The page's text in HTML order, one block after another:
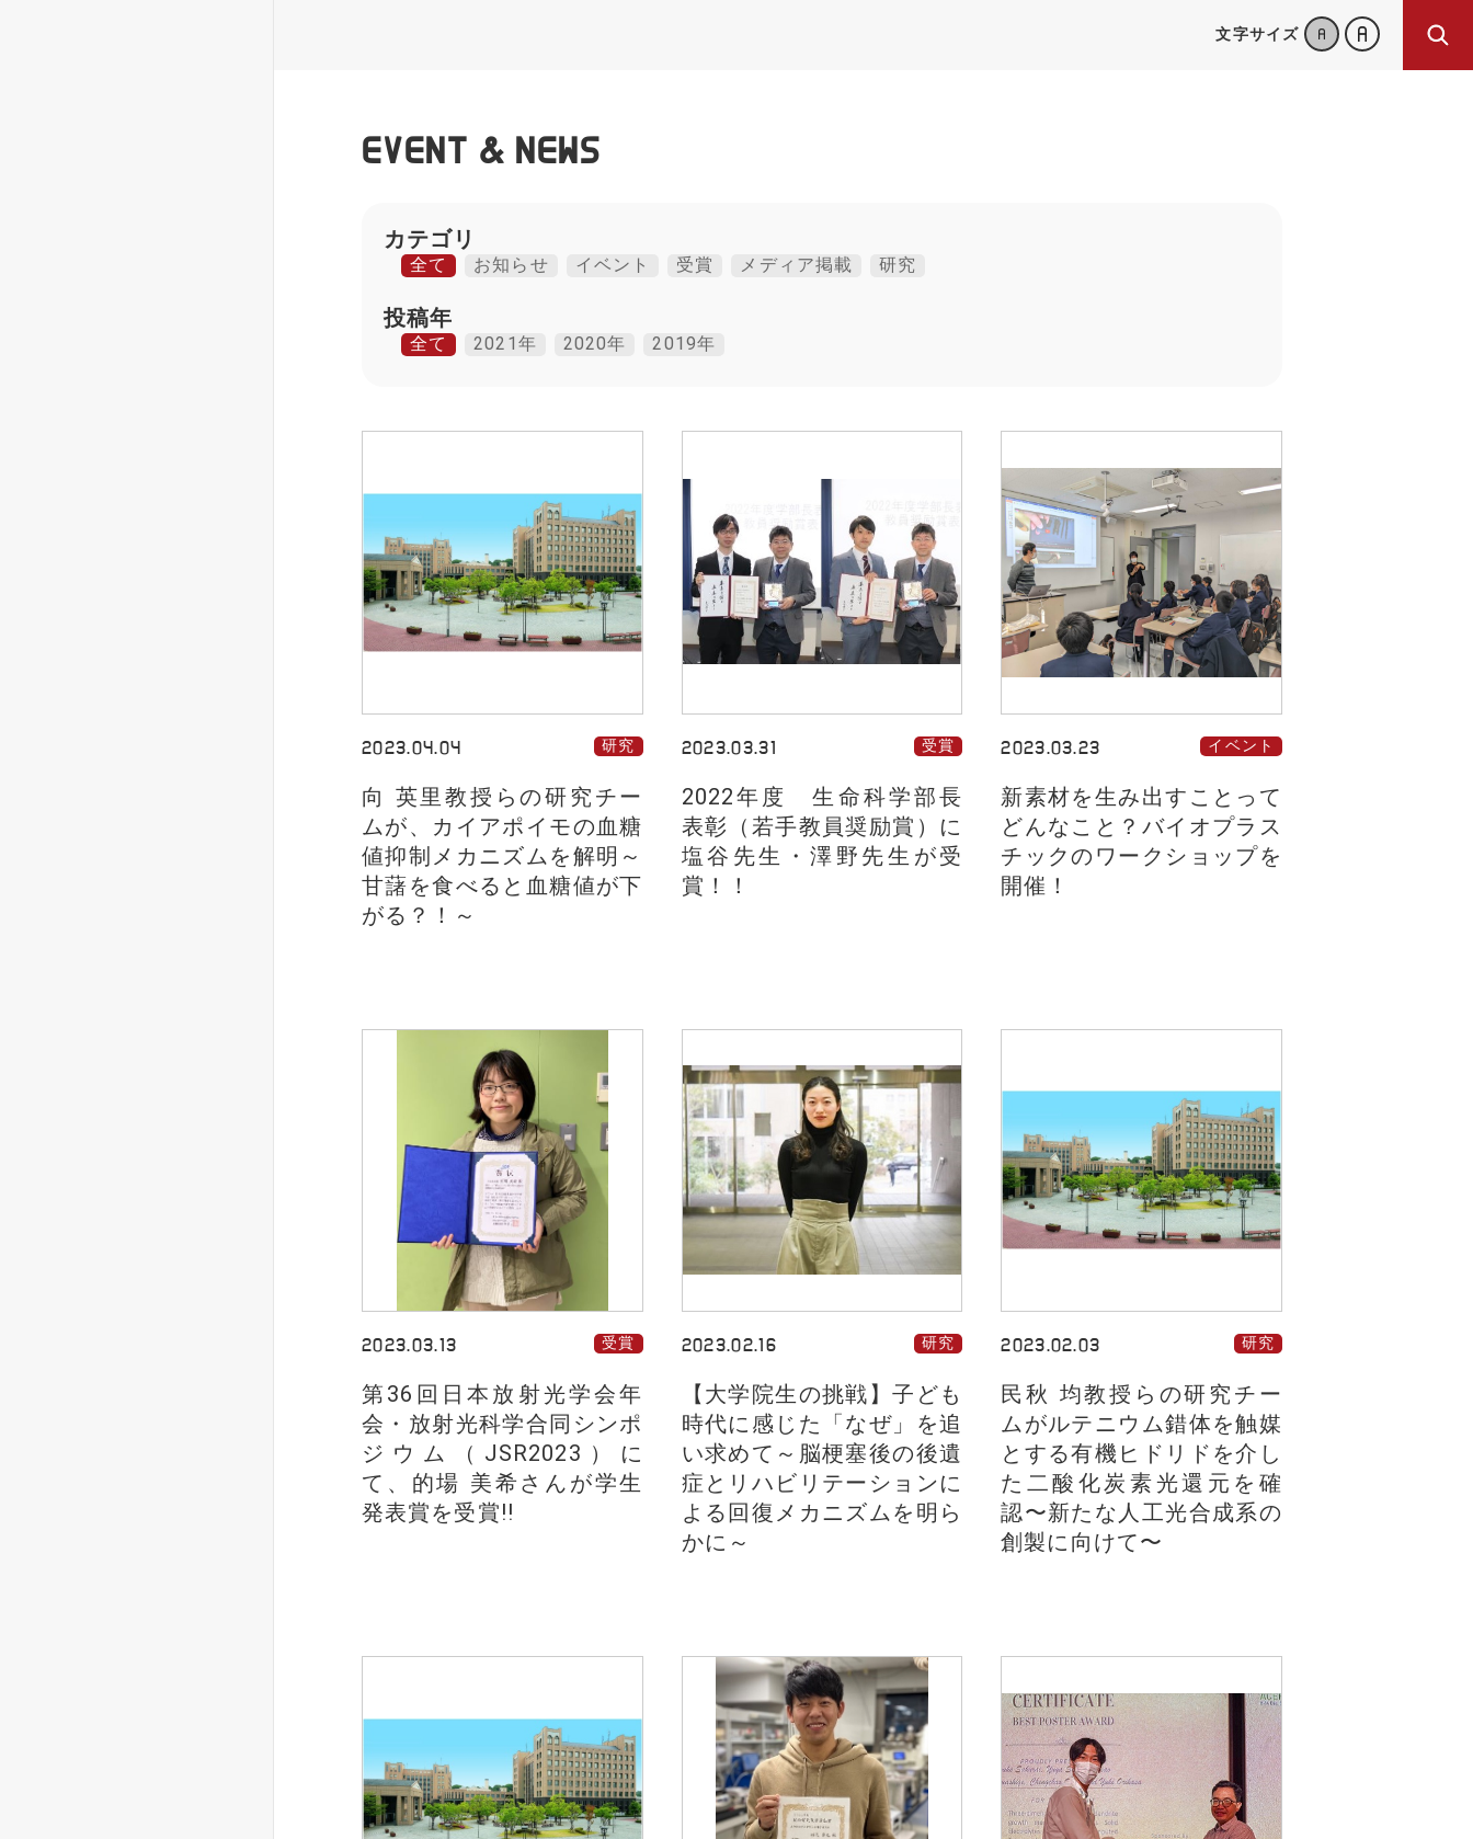
文字サイズ
EVENT & NEWS
カテゴリ
全て お知らせ イベント 受賞 メディア掲載 研究
投稿年
全て 2021年 2020年 2019年
2023.04.04 研究
向 英里教授らの研究チー
ムが、カイアポイモの血糖
値抑制メカニズムを解明～
甘藷を食べると血糖値が下
がる？！～
2023.03.31 受賞
2022年度 生命科学部長
表彰（若手教員奨励賞）に
塩谷先生・澤野先生が受
賞！！
2023.03.23 イベント
新素材を生み出すことって
どんなこと？バイオプラス
チックのワークショップを
開催！
2023.03.13 受賞
第36回日本放射光学会年
会・放射光科学合同シンポ
ジウム（JSR2023）に
て、的場 美希さんが学生
発表賞を受賞!!
2023.02.16 研究
【大学院生の挑戦】子ども
時代に感じた「なぜ」を追
い求めて～脳梗塞後の後遺
症とリハビリテーションに
よる回復メカニズムを明ら
かに～
2023.02.03 研究
民秋 均教授らの研究チー
ムがルテニウム錯体を触媒
とする有機ヒドリドを介し
た二酸化炭素光還元を確
認〜新たな人工光合成系の
創製に向けて〜